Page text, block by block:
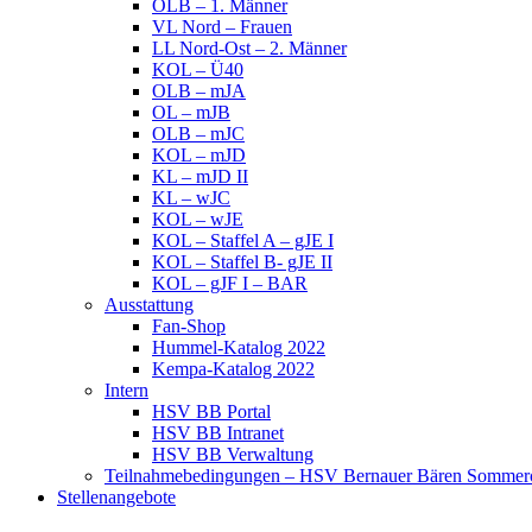
OLB – 1. Männer
VL Nord – Frauen
LL Nord-Ost – 2. Männer
KOL – Ü40
OLB – mJA
OL – mJB
OLB – mJC
KOL – mJD
KL – mJD II
KL – wJC
KOL – wJE
KOL – Staffel A – gJE I
KOL – Staffel B- gJE II
KOL – gJF I – BAR
Ausstattung
Fan-Shop
Hummel-Katalog 2022
Kempa-Katalog 2022
Intern
HSV BB Portal
HSV BB Intranet
HSV BB Verwaltung
Teilnahmebedingungen – HSV Bernauer Bären
Stellenangebote